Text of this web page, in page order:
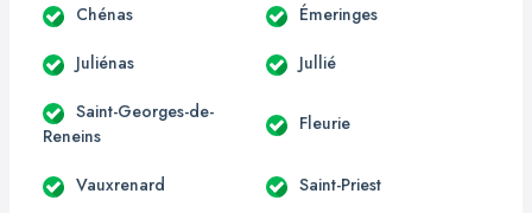
Chénas Émeringes
Juliénas Jullié
Saint-Georges-de-
Reneins
Fleurie
Vauxrenard Saint-Priest